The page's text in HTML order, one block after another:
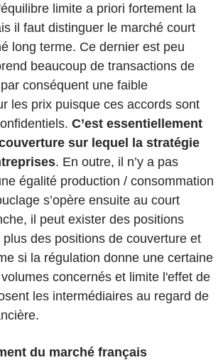
limite a priori fortement la
il faut distinguer le marché court
long terme. Ce dernier est peu
beaucoup de transactions de
conséquent une faible
les prix puisque ces accords sont
C’est essentiellement
sur lequel la stratégie
. En outre, il n’y a pas
égalité production / consommation
s’opère ensuite au court
il peut exister des positions
des positions de couverture et
si la régulation donne une certaine
concernés et limite l'effet de
les intermédiaires au regard de
du marché français